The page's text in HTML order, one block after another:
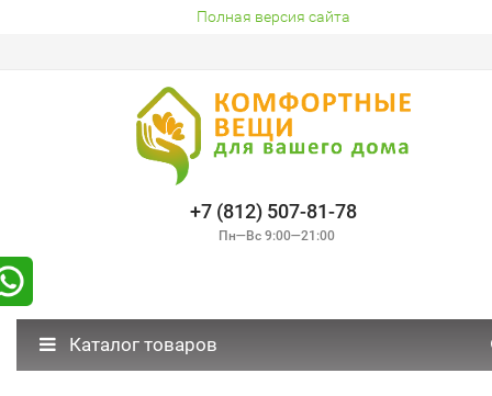
Полная версия сайта
+7 (812) 507-81-78
Пн—Вс 9:00—21:00
Каталог товаров